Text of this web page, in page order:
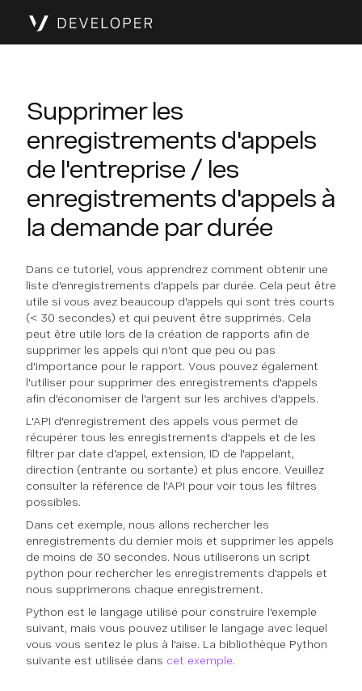
Supprimer les
enregistrements d'appels
de l'entreprise / les
enregistrements d'appels à
la demande par durée
Dans ce tutoriel, vous apprendrez comment obtenir une
liste d'enregistrements d'appels par durée. Cela peut être
utile si vous avez beaucoup d'appels qui sont très courts
(< 30 secondes) et qui peuvent être supprimés. Cela
peut être utile lors de la création de rapports afin de
supprimer les appels qui n'ont que peu ou pas
d'importance pour le rapport. Vous pouvez également
l'utiliser pour supprimer des enregistrements d'appels
afin d'économiser de l'argent sur les archives d'appels.
L'API d'enregistrement des appels vous permet de
récupérer tous les enregistrements d'appels et de les
filtrer par date d'appel, extension, ID de l'appelant,
direction (entrante ou sortante) et plus encore. Veuillez
consulter la référence de l'API pour voir tous les filtres
possibles.
Dans cet exemple, nous allons rechercher les
enregistrements du dernier mois et supprimer les appels
de moins de 30 secondes. Nous utiliserons un script
python pour rechercher les enregistrements d'appels et
nous supprimerons chaque enregistrement.
Python est le langage utilisé pour construire l'exemple
suivant, mais vous pouvez utiliser le langage avec lequel
vous vous sentez le plus à l'aise. La bibliothèque Python
suivante est utilisée dans cet exemple.